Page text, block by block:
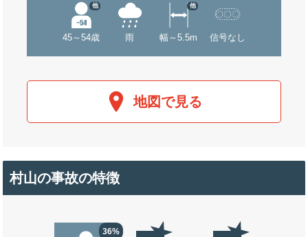
45～54歳
他
雨 幅～5.5m
他
信号なし
地図で見る
村山の事故の特徴
36%